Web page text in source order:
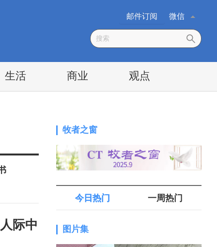
微信
邮件订阅
生活 商业 观点
际中
牧者之窗
今日热门 一周热门
图片集